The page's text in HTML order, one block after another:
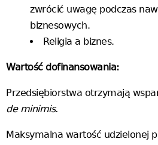
zwrócić uwagę podczas
biznesowych.
Religia a biznes.
Wartość dofinansowania:
Przedsiębiorstwa otrzymają
de minimis.
Maksymalna wartość udzielonej